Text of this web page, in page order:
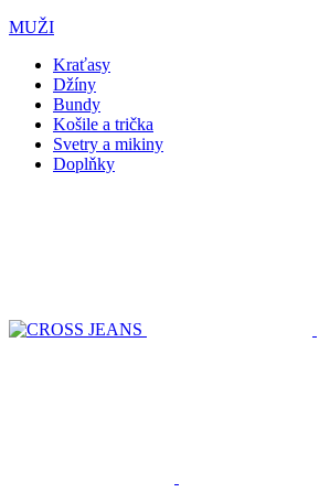
MUŽI
Kraťasy
Džíny
Bundy
Košile a trička
Svetry a mikiny
Doplňky